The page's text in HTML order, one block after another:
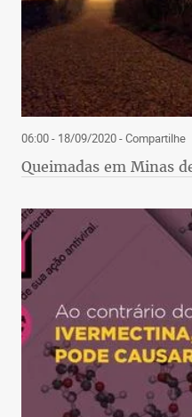
06:00 - 18/09/2020- Compartilhe
Queimadas em Minas